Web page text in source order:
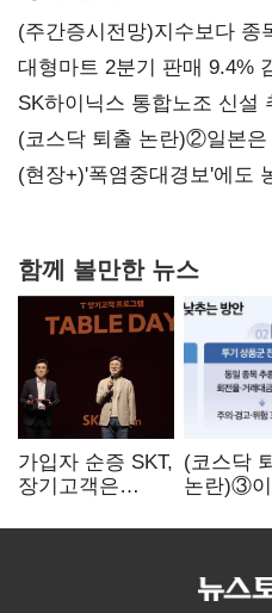
(주간증시전망)지수보다
대형마트 2분기 판매 9.4%
SK하이닉스 통합노조 신
불만 확산
(코스닥 퇴출 논란)②일본은
당장 퇴출?…시간만으론 부
(현장+)'폭염중대경보'에도
함께 볼만한 뉴스
가입자 순증 SKT,
장기고객은
챙긴다
(코스닥
논란)③이
자동차